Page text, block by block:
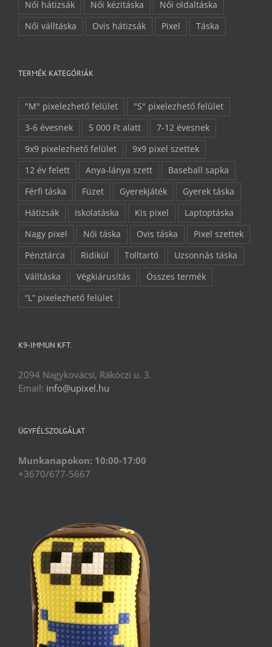
Női hátizsák
Női kézitáska
Női oldaltáska
Női válltáska
Ovis hátizsák Pixel Táska
TERMÉK KATEGÓRIÁK
"M" pixelezhető felület
"S" pixelezhető felület
3-6 évesnek
5 000 Ft alatt
7-12 évesnek
9x9 pixelezhető felület
9x9 pixel szettek
12 év felett
Anya-lánya szett
Baseball sapka
Férfi táska
Füzet Gyerekjáték
Gyerek táska
Hátizsák
Iskolatáska Kis pixel
Laptoptáska
Nagy pixel
Női táska Ovis táska
Pixel szettek
Pénztárca
Ridikül Tolltartó
Uzsonnás táska
Válltáska
Végkiárusítás
Összes termék
“L” pixelezhető felület
K9-IMMUN KFT.
2094 Nagykovácsi, Rákóczi u. 3.
Email: info@upixel.hu
ÜGYFÉLSZOLGÁLAT
Munkanapokon: 10:00-17:00
+3670/677-5667